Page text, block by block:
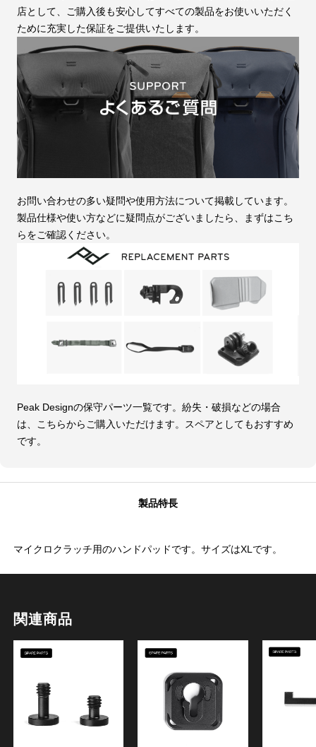
店として、ご購入後も安心してすべての製品をお使いいただく
ために充実した保証をご提供いたします。
お問い合わせの多い疑問や使用方法について掲載しています。
製品仕様や使い方などに疑問点がございましたら、まずはこち
らをご確認ください。
Peak Designの保守パーツ一覧です。紛失・破損などの場合
は、こちらからご購入いただけます。スペアとしてもおすすめ
です。
製品特長
マイクロクラッチ用のハンドパッドです。サイズはXLです。
関連商品